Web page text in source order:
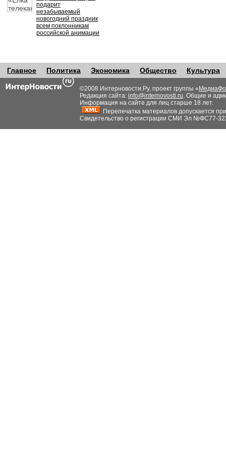
подарит
незабываемый
новогодний праздник
всем поклонникам
российской анимации
Главное Политика Экономика Общество Культура
©2008 Интерновости.Ру, проект группы «
Редакция сайта: info@internovosti.ru. Общие и
Информация на сайте для лиц старше 18 лет.
Перепечатка материалов допускается
Свидетельство о регистрации СМИ Эл №ФС77-